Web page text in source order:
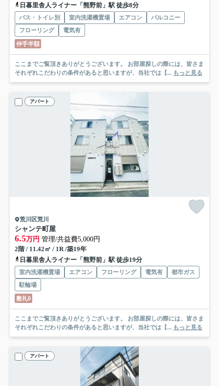
日暮里舎人ライナー「熊野前」駅 徒歩8分
バス・トイレ別 室内洗濯機置場 エアコン
バルコニー
フローリング
電気有
仲手半額
ここまでご覧頂きありがとうございます。 お部屋探しの際には、皆さま
それぞれこだわりの条件があると思いますが、当社では【... もっと見る
アパート
荒川区荒川
シャンテ町屋
6.5万円 管理/共益費5,000円
2階 / 11.42㎡ / 1R /築19年
日暮里舎人ライナー「熊野前」駅 徒歩19分
室内洗濯機置場 エアコン フローリング 電気有
都市ガス
駐輪場
敷礼0
ここまでご覧頂きありがとうございます。 お部屋探しの際には、皆さま
それぞれこだわりの条件があると思いますが、当社では【... もっと見る
アパート